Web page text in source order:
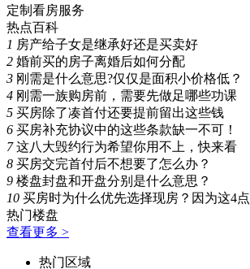
定制看房服务
热点百科
1 房产给子女是继承好还是买卖好
2 婚前买的房子离婚后如何分配
3 刚需是什么意思?仅仅是面积小价格低？
4 刚需一族购房前，需要先做足哪些功课
5 买房除了凑首付还要提前留出这些钱
6 买房补充协议中的这些条款缺一不可！
7 这八大毁约行为希望你用不上，快来看
8 买房交完首付后不想要了怎么办？
9 楼盘封盘和开盘分别是什么意思？
10 买房时为什么优先选择现房？因为这4点
热门楼盘
查看更多 >
热门区域